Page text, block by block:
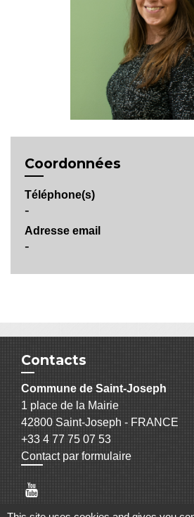
Coordonnées
Téléphone(s)
-
Adresse email
-
Contacts
Commune de Saint-Joseph
1 place de la Mairie
42800 Saint-Joseph - FRANCE
+33 4 77 75 07 53
Contact par formulaire